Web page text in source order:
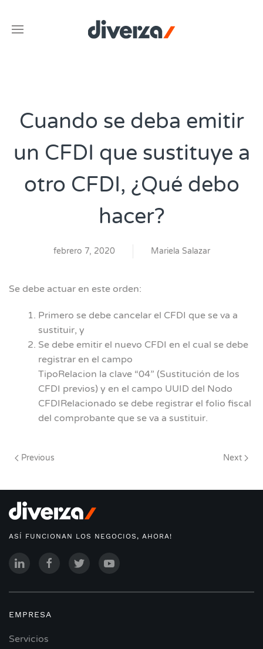
Cuando se deba emitir
un CFDI que sustituye a
otro CFDI, ¿Qué debo
hacer?
febrero 7, 2020 Mariela Salazar
Se debe actuar en este orden:
Primero se debe cancelar el CFDI que se va a
sustituir, y
Se debe emitir el nuevo CFDI en el cual se debe
registrar en el campo
TipoRelacion la clave “04” (Sustitución de los
CFDI previos) y en el campo UUID del Nodo
CFDIRelacionado se debe registrar el folio fiscal
del comprobante que se va a sustituir.
Previous Next
ASÍ FUNCIONAN LOS NEGOCIOS, AHORA!
EMPRESA
Servicios